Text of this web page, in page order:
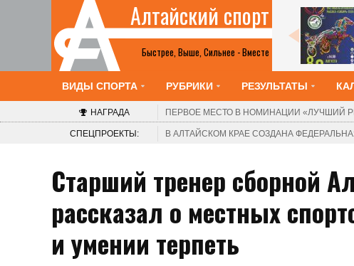
Быстрее, Выше, Сильнее - Вместе
Алтайский спорт
Все анонсы
ВИДЫ СПОРТА РУБРИКИ РЕЗУЛЬТАТЫ
НАГРАДА ПЕРВОЕ МЕСТО В НОМИНАЦИИ «ЛУЧШИЙ
СПЕЦПРОЕКТЫ: В АЛТАЙСКОМ КРАЕ СОЗДАНА
Старший тренер сборной
рассказал о местных
и умении терпеть